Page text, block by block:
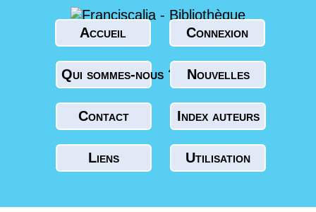
Accueil Connexion
Qui sommes-nous ? Nouvelles
Contact Index auteurs
Liens Utilisation